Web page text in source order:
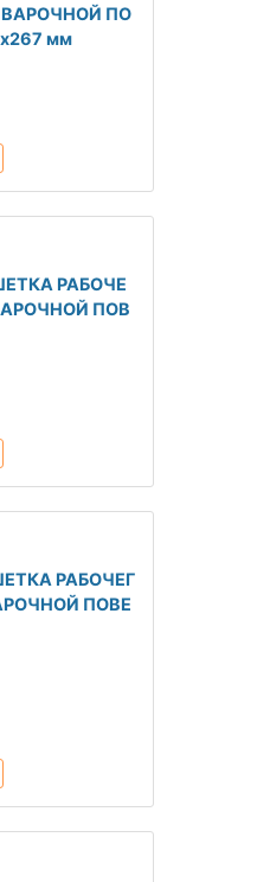
ПО
мм
РАБОЧЕ
ПОВ
РАБОЧЕГ
ПОВЕ